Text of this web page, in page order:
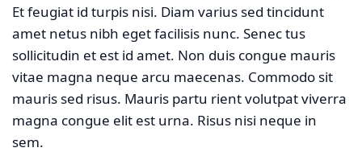
Et feugiat id turpis nisi. Diam varius sed tincidunt
amet netus nibh eget facilisis nunc. Senec tus
sollicitudin et est id amet. Non duis congue mauris
vitae magna neque arcu maecenas. Commodo sit
mauris sed risus. Mauris partu rient volutpat viverra
magna congue elit est urna. Risus nisi neque in
sem.